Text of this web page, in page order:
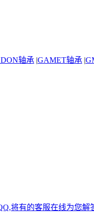
轴承 |GAMET轴承 |
将有的客服在线为您解